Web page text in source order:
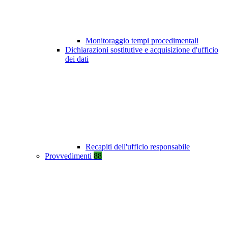
Monitoraggio tempi procedimentali
Dichiarazioni sostitutive e acquisizione d'ufficio
dei dati
Recapiti dell'ufficio responsabile
Provvedimenti 88